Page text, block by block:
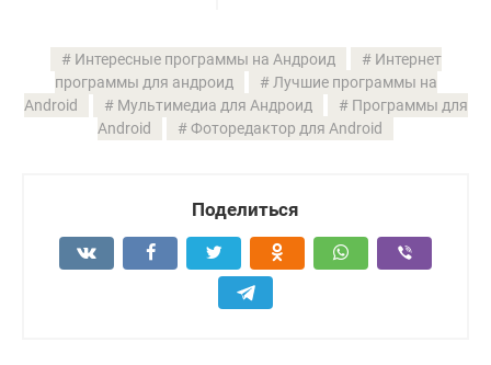
Интересные программы на Андроид
Интернет
программы для андроид
Лучшие программы на
Android
Мультимедиа для Андроид
Программы для
Android
Фоторедактор для Android
Поделиться